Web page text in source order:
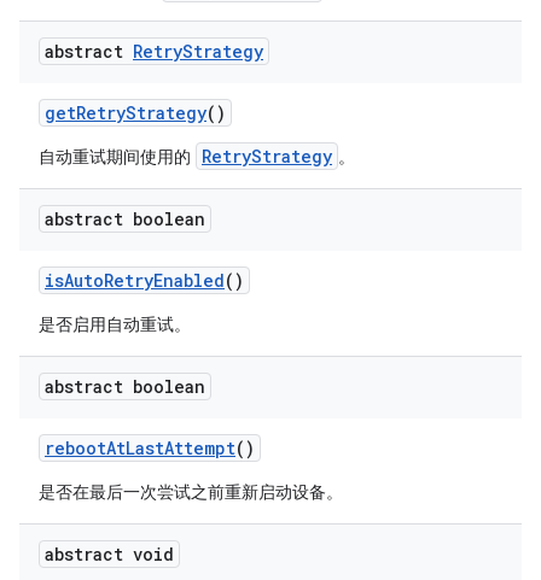
abstract RetryStrategy
getRetryStrategy()
自动重试期间使用的 RetryStrategy 。
abstract boolean
isAutoRetryEnabled()
是否启用自动重试。
abstract boolean
rebootAtLastAttempt()
是否在最后一次尝试之前重新启动设备。
abstract void